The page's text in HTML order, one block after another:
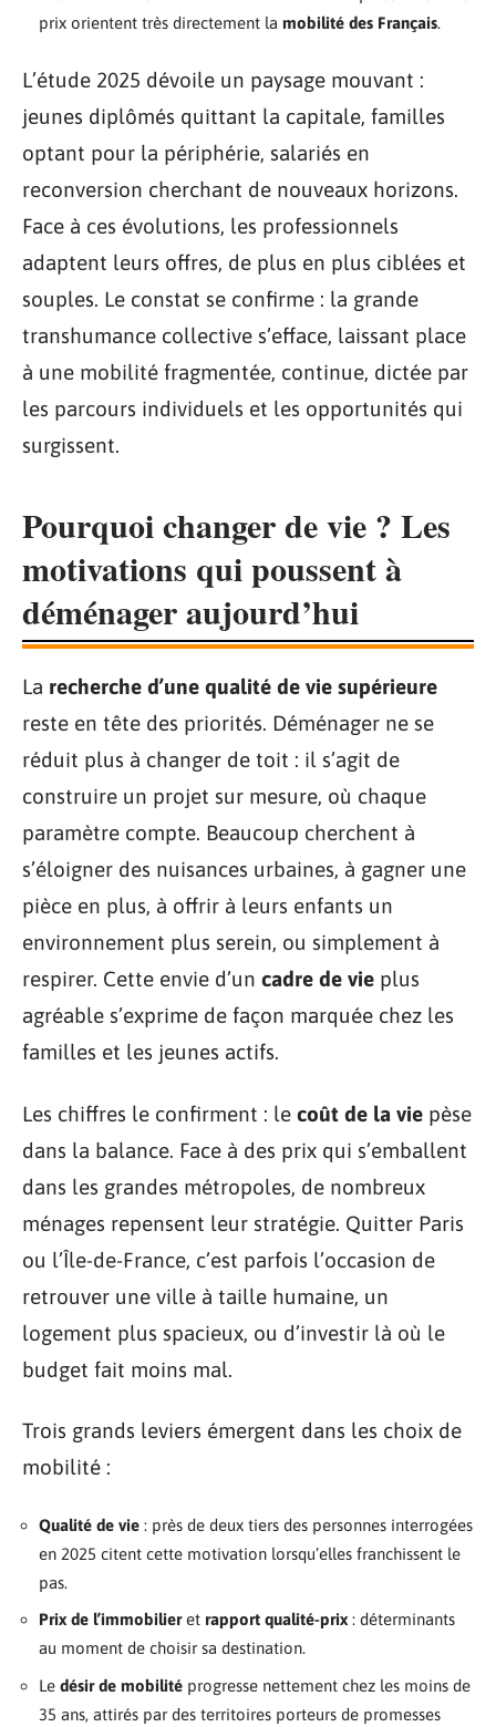
prix orientent très directement la mobilité des Français.
L’étude 2025 dévoile un paysage mouvant :
jeunes diplômés quittant la capitale, familles
optant pour la périphérie, salariés en
reconversion cherchant de nouveaux horizons.
Face à ces évolutions, les professionnels
adaptent leurs offres, de plus en plus ciblées et
souples. Le constat se confirme : la grande
transhumance collective s’efface, laissant place
à une mobilité fragmentée, continue, dictée par
les parcours individuels et les opportunités qui
surgissent.
Pourquoi changer de vie ? Les
motivations qui poussent à
déménager aujourd’hui
La recherche d’une qualité de vie supérieure
reste en tête des priorités. Déménager ne se
réduit plus à changer de toit : il s’agit de
construire un projet sur mesure, où chaque
paramètre compte. Beaucoup cherchent à
s’éloigner des nuisances urbaines, à gagner une
pièce en plus, à offrir à leurs enfants un
environnement plus serein, ou simplement à
respirer. Cette envie d’un cadre de vie plus
agréable s’exprime de façon marquée chez les
familles et les jeunes actifs.
Les chiffres le confirment : le coût de la vie pèse
dans la balance. Face à des prix qui s’emballent
dans les grandes métropoles, de nombreux
ménages repensent leur stratégie. Quitter Paris
ou l’Île-de-France, c’est parfois l’occasion de
retrouver une ville à taille humaine, un
logement plus spacieux, ou d’investir là où le
budget fait moins mal.
Trois grands leviers émergent dans les choix de
mobilité :
Qualité de vie : près de deux tiers des personnes interrogées
en 2025 citent cette motivation lorsqu’elles franchissent le
pas.
Prix de l’immobilieret rapport qualité-prix : déterminants
au moment de choisir sa destination.
Le désir de mobilité progresse nettement chez les moins de
35 ans, attirés par des territoires porteurs de promesses